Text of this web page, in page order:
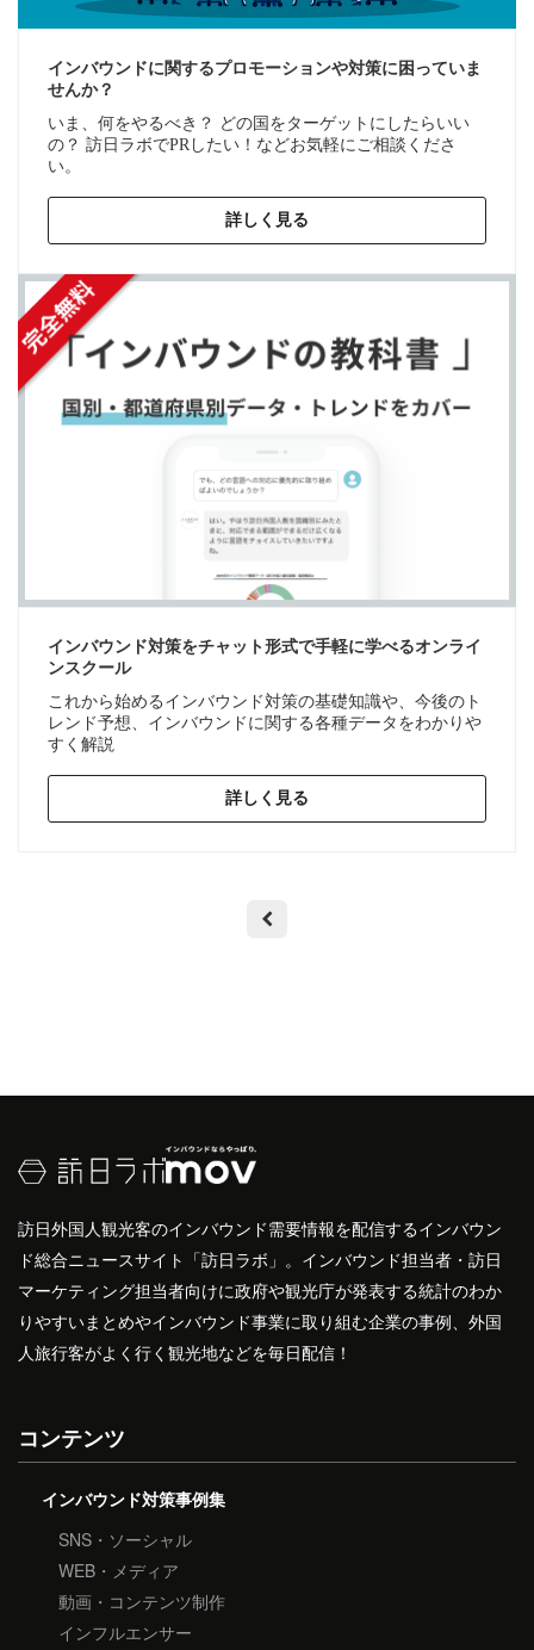
インバウンドに関するプロモーションや対策に困っていま
せんか？
いま、何をやるべき？ どの国をターゲットにしたらいい
の？ 訪日ラボでPRしたい！などお気軽にご相談くださ
い。
詳しく見る
インバウンド対策をチャット形式で手軽に学べるオンライ
ンスクール
これから始めるインバウンド対策の基礎知識や、今後のト
レンド予想、インバウンドに関する各種データをわかりや
すく解説
詳しく見る
訪日外国人観光客のインバウンド需要情報を配信するインバウン
ド総合ニュースサイト「訪日ラボ」。インバウンド担当者・訪日
マーケティング担当者向けに政府や観光庁が発表する統計のわか
りやすいまとめやインバウンド事業に取り組む企業の事例、外国
人旅行客がよく行く観光地などを毎日配信！
コンテンツ
インバウンド対策事例集
SNS・ソーシャル
WEB・メディア
動画・コンテンツ制作
インフルエンサー